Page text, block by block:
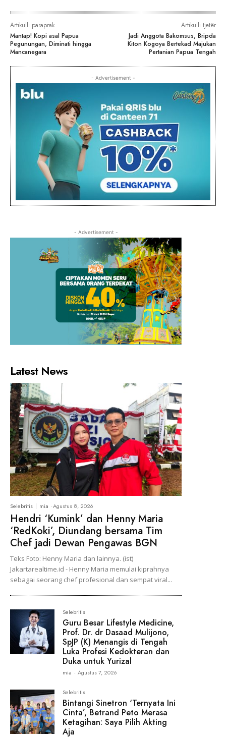
Artikulli paraprak
Mantap! Kopi asal Papua
Pegunungan, Diminati hingga
Mancanegara
Artikulli tjetër
Jadi Anggota Bakomsus, Bripda
Kiton Kogoya Bertekad Majukan
Pertanian Papua Tengah
- Advertisement -
- Advertisement -
Latest News
Selebritis mia -Agustus 8, 2026
Hendri ‘Kumink’ dan Henny Maria
‘RedKoki’, Diundang bersama Tim
Chef jadi Dewan Pengawas BGN
Teks Foto: Henny Maria dan lainnya. (ist)
Jakartarealtime.id - Henny Maria memulai kiprahnya
sebagai seorang chef profesional dan sempat viral...
Selebritis
Guru Besar Lifestyle Medicine,
Prof. Dr. dr Dasaad Mulijono,
SpJP (K) Menangis di Tengah
Luka Profesi Kedokteran dan
Duka untuk Yurizal
mia - Agustus 7, 2026
Selebritis
Bintangi Sinetron ‘Ternyata Ini
Cinta’, Betrand Peto Merasa
Ketagihan: Saya Pilih Akting
Aja